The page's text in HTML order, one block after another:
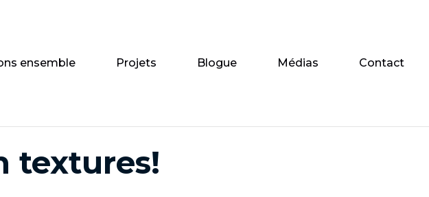
ensemble Projets Blogue Médias Contact
textures!